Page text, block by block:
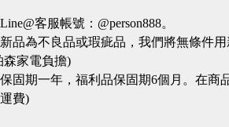
客服帳號：@person888。
品為不良品或瑕疵品，我們將無條件用
森家電負擔)
固期一年，福利品保固期6個月。在商
費)